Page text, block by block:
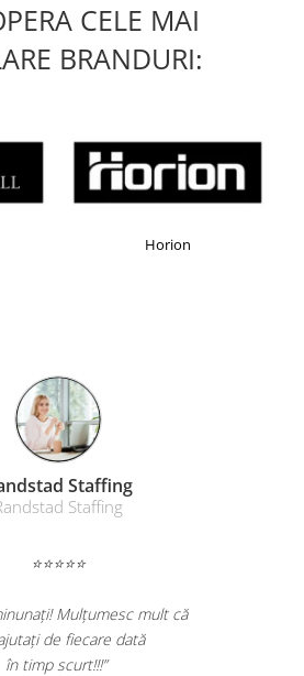
CELE MAI
BRANDURI:
Horion
Staffing
Staffing
⭐⭐⭐⭐⭐
Mulțumesc mult că
de fiecare dată
în timp scurt!!!”